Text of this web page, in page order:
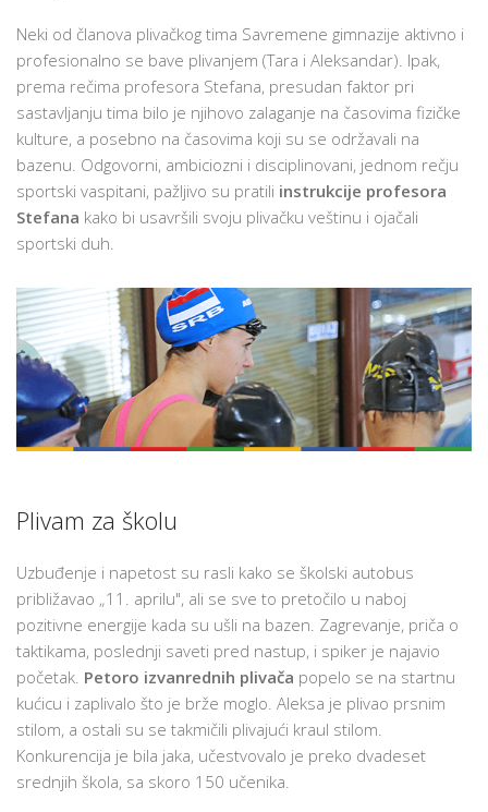
Neki od članova plivačkog tima Savremene gimnazije aktivno i
profesionalno se bave plivanjem (Tara i Aleksandar). Ipak,
prema rečima profesora Stefana, presudan faktor pri
sastavljanju tima bilo je njihovo zalaganje na časovima fizičke
kulture, a posebno na časovima koji su se održavali na
bazenu. Odgovorni, ambiciozni i disciplinovani, jednom rečju
sportski vaspitani, pažljivo su pratili instrukcije profesora
Stefana kako bi usavršili svoju plivačku veštinu i ojačali
sportski duh.
Plivam za školu
Uzbuđenje i napetost su rasli kako se školski autobus
približavao „11. aprilu", ali se sve to pretočilo u naboj
pozitivne energije kada su ušli na bazen. Zagrevanje, priča o
taktikama, poslednji saveti pred nastup, i spiker je najavio
početak. Petoro izvanrednih plivača popelo se na startnu
kućicu i zaplivalo što je brže moglo. Aleksa je plivao prsnim
stilom, a ostali su se takmičili plivajući kraul stilom.
Konkurencija je bila jaka, učestvovalo je preko dvadeset
srednjih škola, sa skoro 150 učenika.